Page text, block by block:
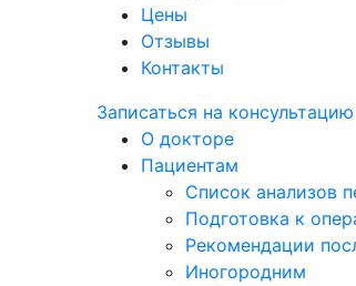
Цены
Отзывы
Контакты
Записаться на консультацию
О докторе
Пациентам
Список анализов
Подготовка к
Рекомендации
Иногородним